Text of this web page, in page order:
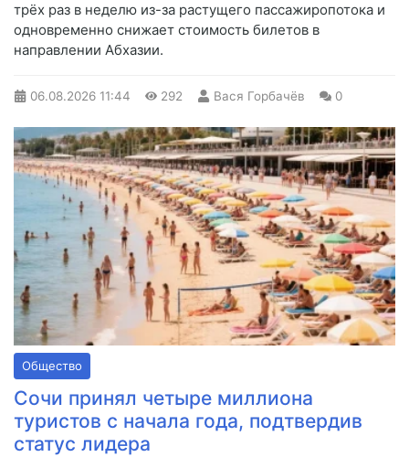
трёх раз в неделю из-за растущего пассажиропотока и
одновременно снижает стоимость билетов в
направлении Абхазии.
06.08.2026 11:44 292 Вася Горбачёв 0
Общество
Сочи принял четыре миллиона
туристов с начала года, подтвердив
статус лидера